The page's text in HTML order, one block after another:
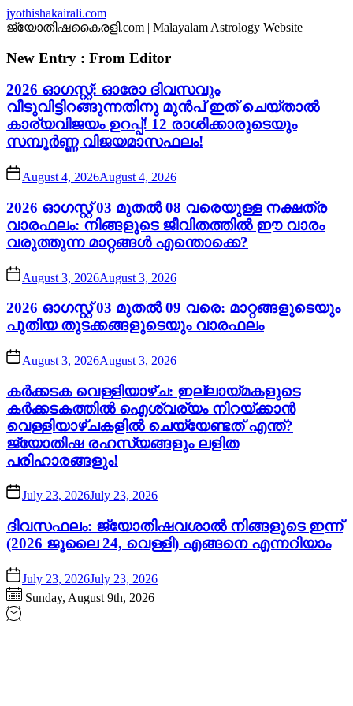
Skip
to
content
jyothishakairali.com
ജ്യോതിഷകൈരളി.com | Malayalam Astrology Website
New Entry : From Editor
2026 ഓഗസ്റ്റ്: ഓരോ ദിവസവും
വീടുവിട്ടിറങ്ങുന്നതിനു മുൻപ് ഇത് ചെയ്താൽ
കാര്യവിജയം ഉറപ്പ്! 12 രാശിക്കാരുടെയും
സമ്പൂർണ്ണ വിജയമാസഫലം!
August 4, 2026August 4, 2026
2026 ഓഗസ്റ്റ് 03 മുതൽ 08 വരെയുള്ള നക്ഷത്ര
വാരഫലം: നിങ്ങളുടെ ജീവിതത്തിൽ ഈ വാരം
വരുത്തുന്ന മാറ്റങ്ങൾ എന്തൊക്കെ?
August 3, 2026August 3, 2026
2026 ഓഗസ്റ്റ് 03 മുതൽ 09 വരെ: മാറ്റങ്ങളുടെയും
പുതിയ തുടക്കങ്ങളുടെയും വാരഫലം
August 3, 2026August 3, 2026
കർക്കടക വെള്ളിയാഴ്ച: ഇല്ലായ്മകളുടെ
കർക്കടകത്തിൽ ഐശ്വര്യം നിറയ്ക്കാൻ
വെള്ളിയാഴ്ചകളിൽ ചെയ്യേണ്ടത് എന്ത്?
ജ്യോതിഷ രഹസ്യങ്ങളും ലളിത
പരിഹാരങ്ങളും!
July 23, 2026July 23, 2026
ദിവസഫലം: ജ്യോതിഷവശാൽ നിങ്ങളുടെ ഇന്ന്‌
(2026 ജൂലൈ 24, വെള്ളി) എങ്ങനെ എന്നറിയാം
July 23, 2026July 23, 2026
Sunday, August 9th, 2026